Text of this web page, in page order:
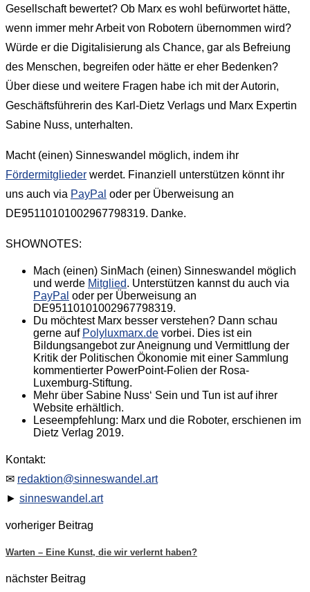
Gesellschaft bewertet? Ob Marx es wohl befürwortet hätte,
wenn immer mehr Arbeit von Robotern übernommen wird?
Würde er die Digitalisierung als Chance, gar als Befreiung
des Menschen, begreifen oder hätte er eher Bedenken?
Über diese und weitere Fragen habe ich mit der Autorin,
Geschäftsführerin des Karl-Dietz Verlags und Marx Expertin
Sabine Nuss, unterhalten.
Macht (einen) Sinneswandel möglich, indem ihr
Fördermitglieder werdet. Finanziell unterstützen könnt ihr
uns auch via PayPal oder per Überweisung an
DE95110101002967798319. Danke.
SHOWNOTES:
Mach (einen) SinMach (einen) Sinneswandel möglich
und werde Mitglied. Unterstützen kannst du auch via
PayPal oder per Überweisung an
DE95110101002967798319.
Du möchtest Marx besser verstehen? Dann schau
gerne auf Polyluxmarx.de vorbei. Dies ist ein
Bildungsangebot zur Aneignung und Vermittlung der
Kritik der Politischen Ökonomie mit einer Sammlung
kommentierter PowerPoint-Folien der Rosa-
Luxemburg-Stiftung.
Mehr über Sabine Nuss‘ Sein und Tun ist auf ihrer
Website erhältlich.
Leseempfehlung: Marx und die Roboter, erschienen im
Dietz Verlag 2019.
Kontakt:
✉ redaktion@sinneswandel.art
► sinneswandel.art
vorheriger Beitrag
Warten – Eine Kunst, die wir verlernt haben?
nächster Beitrag